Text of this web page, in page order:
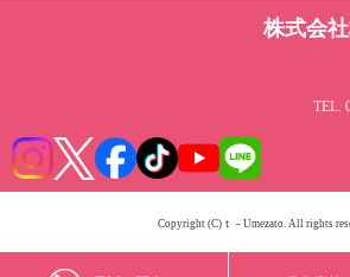
株式会
TEL.
Copyright (C)ｔ－Umezato. All rights